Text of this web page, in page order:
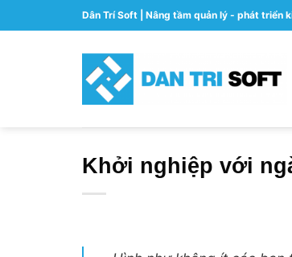
to
Dân Trí Soft | Nâng tầm quản lý - phát triển
Khởi nghiệp với